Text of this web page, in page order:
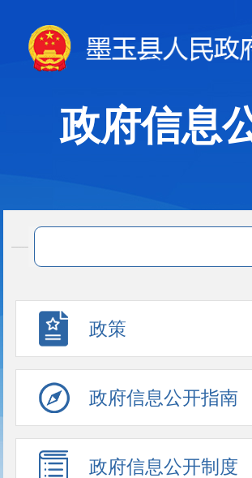
政府信息
政策
政府信息公开指南
政府信息公开制度